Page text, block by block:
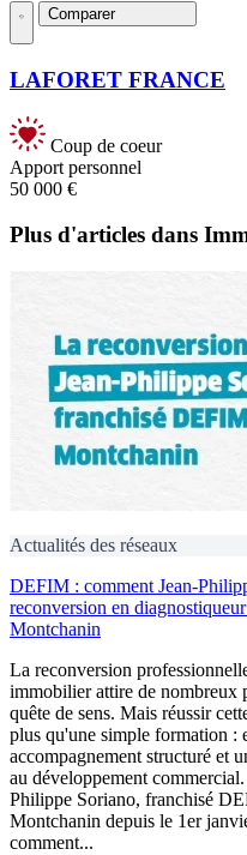
Comparer
LAFORET FRANCE
Coup de coeur
Apport personnel
50 000 €
Plus d'articles dans
Actualités des réseaux
DEFIM : comment Jean-
reconversion en
Montchanin
La reconversion
immobilier attire de nombreux
quête de sens. Mais réussir
plus qu'une simple formation :
accompagnement structuré et
au développement
Philippe Soriano, franchisé
Montchanin depuis le 1er
comment...